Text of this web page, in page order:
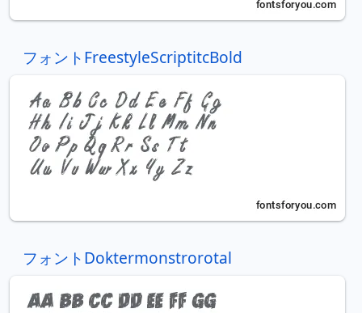
フォントFreestyleScriptitcBold
フォントDoktermonstrorotal